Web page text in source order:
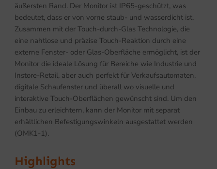
äußersten Rand. Der Monitor ist IP65-geschützt, was
bedeutet, dass er von vorne staub- und wasserdicht ist.
Zusammen mit der Touch-durch-Glas Technologie, die
eine nahtlose und präzise Touch-Reaktion durch eine
externe Fenster- oder Glas-Oberfläche ermöglicht, ist der
Monitor die ideale Lösung für Bereiche wie Industrie und
Instore-Retail, aber auch perfekt für Verkaufsautomaten,
digitale Schaufenster und überall wo visuelle und
interaktive Touch-Oberflächen gewünscht sind. Um den
Einbau zu erleichtern, kann der Monitor mit separat
erhältlichen Befestigungswinkeln ausgestattet werden
(OMK1-1).
Highlights